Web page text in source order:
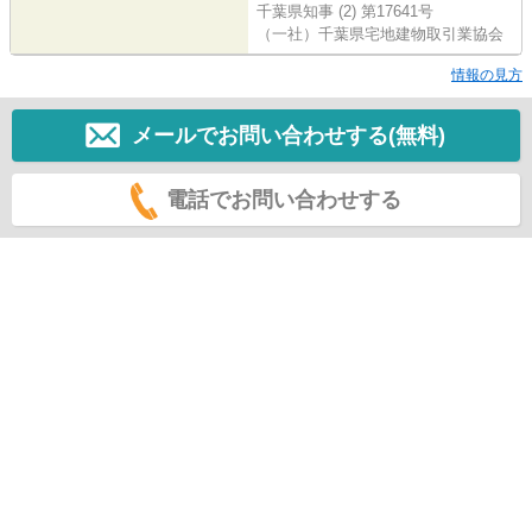
千葉県知事 (2) 第17641号
（一社）千葉県宅地建物取引業協会
情報の見方
メールでお問い合わせする(無料)
電話でお問い合わせする